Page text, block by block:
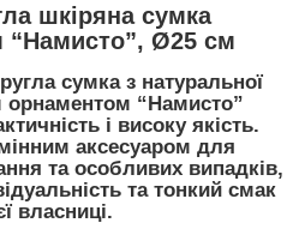
шкіряна сумка
“Намисто”, Ø25 см
сумказ натуральної
орнаментом “Намисто”
і високу якість.
аксесуаром для
та особливих випадків,
та тонкий смак
власниці.